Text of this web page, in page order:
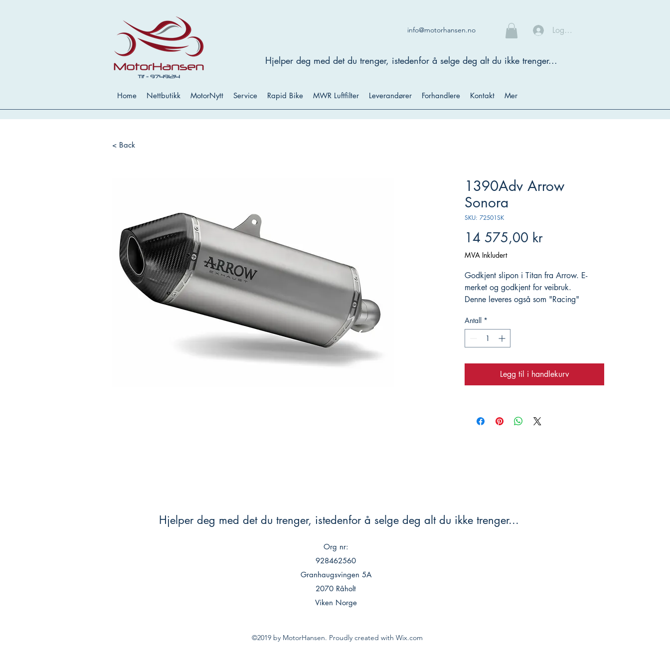
info@motorhansen.no Logg inn
Hjelper deg med det du trenger, istedenfor å selge deg alt du ikke trenger...
Home Nettbutikk MotorNytt Service Rapid Bike MWR Luftfilter Leverandører Forhandlere Kontakt Mer
< Back
1390Adv Arrow
Sonora
SKU: 72501SK
14 575,00 krPris
MVA Inkludert
Godkjent slipon i Titan fra Arrow. E-
merket og godkjent for veibruk.
Denne leveres også som "Racing"
Antall *
Legg til i handlekurv
Hjelper deg med det du trenger, istedenfor å selge deg alt du ikke trenger...
Org nr:
928462560
Granhaugsvingen 5A
2070 Råholt
Viken Norge
©2019 by MotorHansen. Proudly created with Wix.com